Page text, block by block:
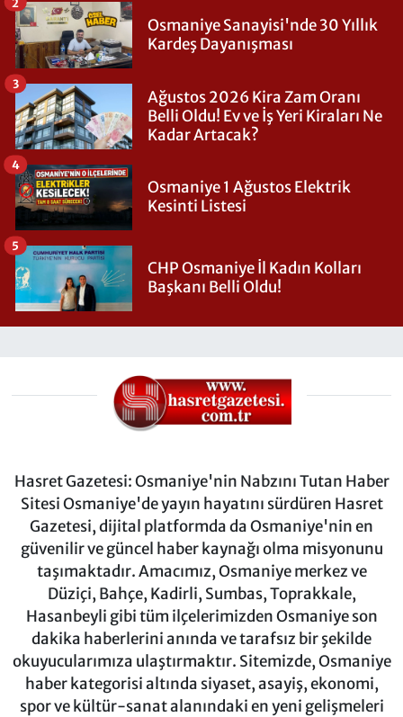
Osmaniye Sanayisi'nde 30 Yıllık
Kardeş Dayanışması
Ağustos 2026 Kira Zam Oranı
Belli Oldu! Ev ve İş Yeri Kiraları Ne
Kadar Artacak?
3
Osmaniye 1 Ağustos Elektrik
Kesinti Listesi
4
CHP Osmaniye İl Kadın Kolları
Başkanı Belli Oldu!
5
Hasret Gazetesi: Osmaniye'nin Nabzını Tutan Haber
Sitesi Osmaniye'de yayın hayatını sürdüren Hasret
Gazetesi, dijital platformda da Osmaniye'nin en
güvenilir ve güncel haber kaynağı olma misyonunu
taşımaktadır. Amacımız, Osmaniye merkez ve
Düziçi, Bahçe, Kadirli, Sumbas, Toprakkale,
Hasanbeyli gibi tüm ilçelerimizden Osmaniye son
dakika haberlerini anında ve tarafsız bir şekilde
okuyucularımıza ulaştırmaktır. Sitemizde, Osmaniye
haber kategorisi altında siyaset, asayiş, ekonomi,
spor ve kültür-sanat alanındaki en yeni gelişmeleri